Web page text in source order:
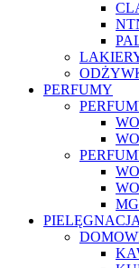
PERFUMY
PIELĘGNACJA